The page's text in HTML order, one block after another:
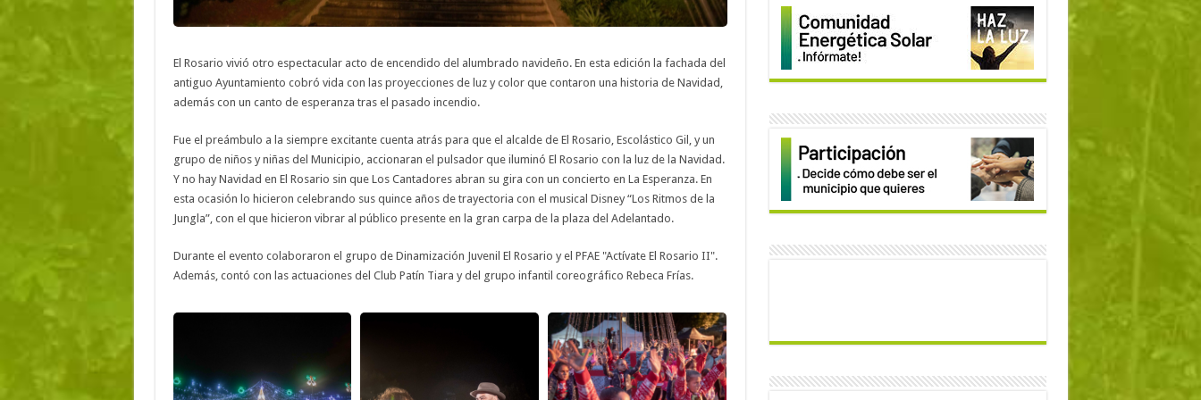
El Rosario vivió otro espectacular acto de encendido del alumbrado navideño. En esta edición la fachada del
antiguo Ayuntamiento cobró vida con las proyecciones de luz y color que contaron una historia de Navidad,
además con un canto de esperanza tras el pasado incendio.
Fue el preámbulo a la siempre excitante cuenta atrás para que el alcalde de El Rosario, Escolástico Gil, y un
grupo de niños y niñas del Municipio, accionaran el pulsador que iluminó El Rosario con la luz de la Navidad.
Y no hay Navidad en El Rosario sin que Los Cantadores abran su gira con un concierto en La Esperanza. En
esta ocasión lo hicieron celebrando sus quince años de trayectoria con el musical Disney “Los Ritmos de la
Jungla”, con el que hicieron vibrar al público presente en la gran carpa de la plaza del Adelantado.
Durante el evento colaboraron el grupo de Dinamización Juvenil El Rosario y el PFAE "Actívate El Rosario II".
Además, contó con las actuaciones del Club Patín Tiara y del grupo infantil coreográfico Rebeca Frías.